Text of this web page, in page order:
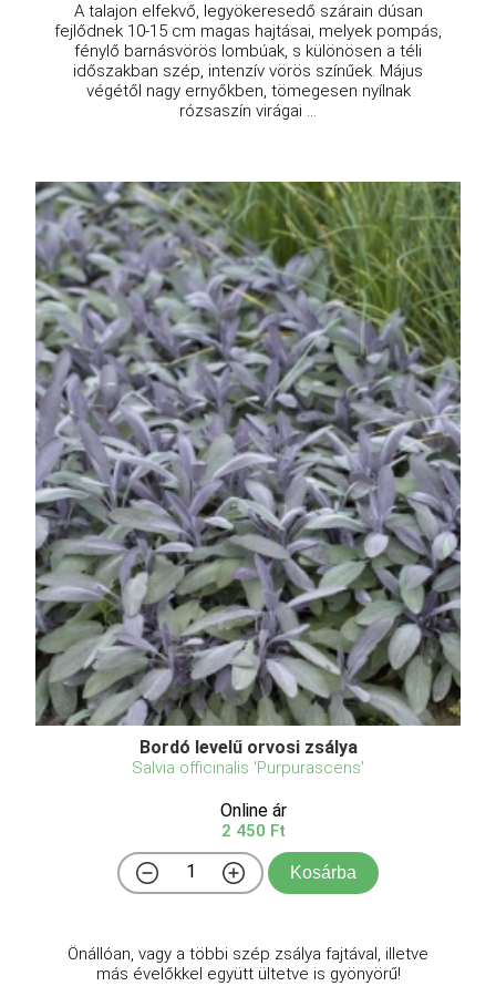
A talajon elfekvő, legyökeresedő szárain dúsan
fejlődnek 10-15 cm magas hajtásai, melyek pompás,
fénylő barnásvörös lombúak, s különösen a téli
időszakban szép, intenzív vörös színűek. Május
végétől nagy ernyőkben, tömegesen nyílnak
rózsaszín virágai ...
Bordó levelű orvosi zsálya
Salvia officinalis 'Purpurascens'
Online ár
2 450 Ft
Kosárba
Önállóan, vagy a többi szép zsálya fajtával, illetve
más évelőkkel együtt ültetve is gyönyörű!